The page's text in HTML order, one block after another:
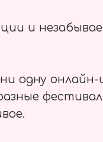
и
одну онлайн-